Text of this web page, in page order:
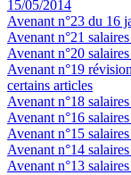
15/05/2014
Avenant n°23 du 16
Avenant n°21
Avenant n°20
Avenant n°19
certains articles
Avenant n°18
Avenant n°16
Avenant n°15
Avenant n°14
Avenant n°13